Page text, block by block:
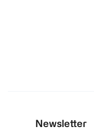
Newsletter